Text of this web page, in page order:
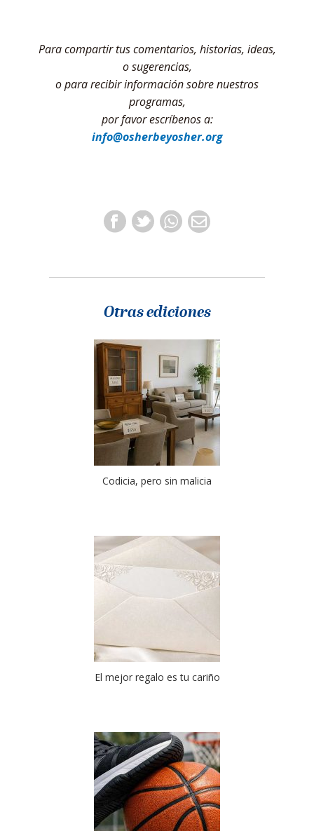
Para compartir tus comentarios, historias, ideas,
o sugerencias,
o para recibir información sobre nuestros
programas,
por favor escríbenos a:
info@osherbeyosher.org
Otras ediciones
Codicia, pero sin malicia
El mejor regalo es tu cariño